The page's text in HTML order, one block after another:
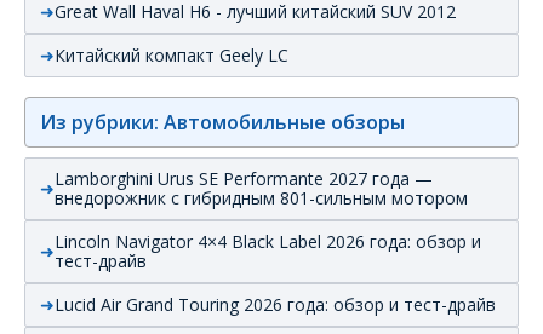
Great Wall Haval H6 - лучший китайский SUV 2012
Китайский компакт Geely LC
Из рубрики: Автомобильные обзоры
Lamborghini Urus SE Performante 2027 года —
внедорожник с гибридным 801-сильным мотором
Lincoln Navigator 4×4 Black Label 2026 года: обзор и
тест-драйв
Lucid Air Grand Touring 2026 года: обзор и тест-драйв